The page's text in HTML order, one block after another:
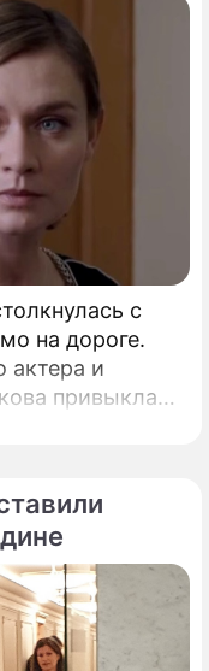
с
на дороге.
актера и
привыкла
подписчиками